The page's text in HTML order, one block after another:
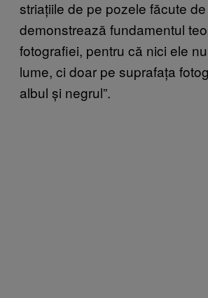
striațiile de pe pozele făcute
demonstrează fundamentul
fotografiei, pentru că nici ele
lume, ci doar pe suprafața
albul și negrul”.